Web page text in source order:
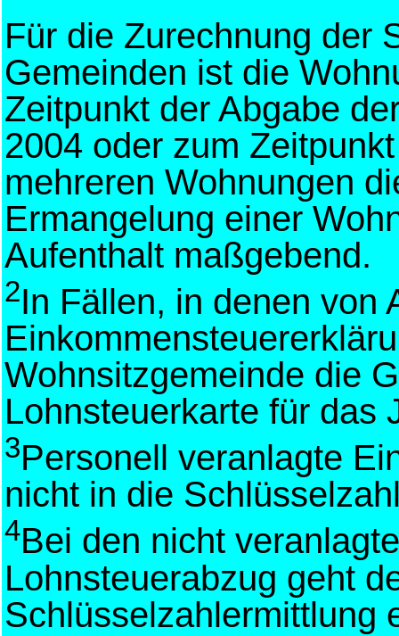
Für die Zurechnung der
Gemeinden ist die
Zeitpunkt der Abgabe
2004 oder zum
mehreren Wohnungen
Ermangelung einer
Aufenthalt maßgebend.
2In Fällen, in denen von
Wohnsitzgemeinde die
Lohnsteuerkarte für das
3Personell veranlagte
nicht in die
4Bei den nicht
Lohnsteuerabzug geht
Schlüsselzahlermittlung